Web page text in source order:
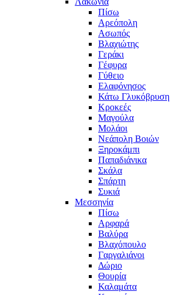
Πίσω
Αρεόπολη
Ασωπός
Βλαχιώτης
Γεράκι
Γέφυρα
Γύθειο
Ελαφόνησος
Κάτω Γλυκόβρυση
Κροκεές
Μαγούλα
Μολάοι
Νεάπολη Βοιών
Ξηροκάμπι
Παπαδιάνικα
Σκάλα
Σπάρτη
Συκιά
Μεσσηνία
Πίσω
Αρφαρά
Βαλύρα
Βλαχόπουλο
Γαργαλιάνοι
Δώριο
Θουρία
Καλαμάτα